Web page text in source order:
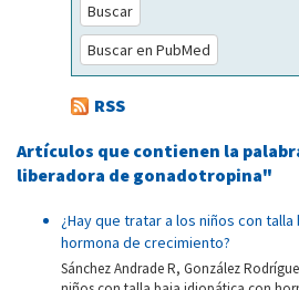
Buscar
Buscar en PubMed
RSS
Artículos que contienen la
liberadora de gonadotropina"
¿Hay que tratar a los niños con
hormona de crecimiento?
Sánchez Andrade R, González